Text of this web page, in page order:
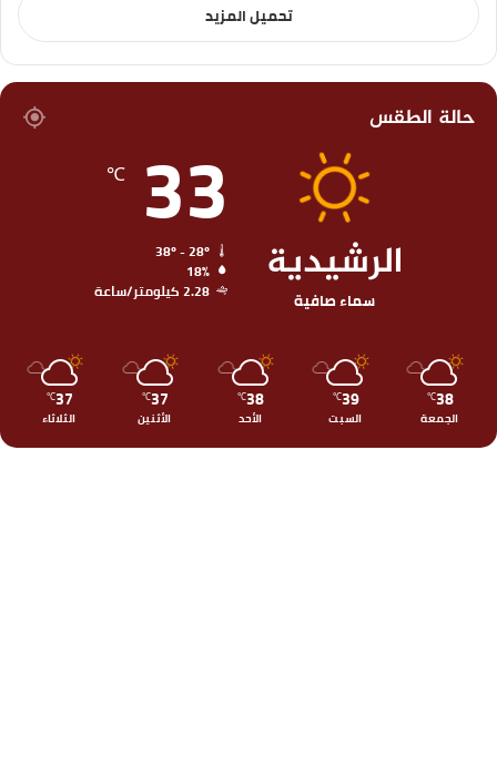
تحميل المزيد
حالة الطقس
الرشيدية
سماء صافية
33
℃
18%
2.28 كيلومتر/ساعة
38
℃
الجمعة
39
℃
السبت
38
℃
الأحد
37
℃
الأثنين
37
℃
الثلاثاء